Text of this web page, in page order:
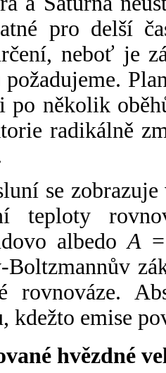
pro delší
neboť je
po několik
radikálně
se
teploty
albedoA
Boltzmannův
rovnováze.
kdežto emise
hvězdné